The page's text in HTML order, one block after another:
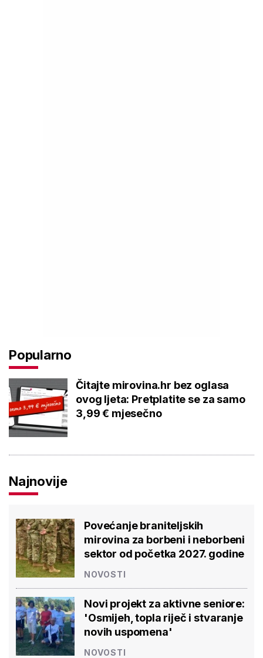
Popularno
Čitajte mirovina.hr bez oglasa
ovog ljeta: Pretplatite se za samo
3,99 € mjesečno
Najnovije
Povećanje braniteljskih
mirovina za borbeni i neborbeni
sektor od početka 2027. godine
NOVOSTI
Novi projekt za aktivne seniore:
'Osmijeh, topla riječ i stvaranje
novih uspomena'
NOVOSTI